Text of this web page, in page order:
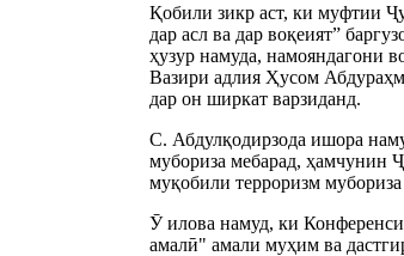
Қобили зикр аст, ки муфтии
дар асл ва дар воқеият”
ҳузур намуда,
Вазири адлия Ҳусом
дар он ширкат варзиданд.
С. Абдулқодирзода ишора
мубориза мебарад, ҳамчунин
муқобили терроризм мубориза
Ӯ илова намуд, ки
амалӣ" амали муҳим ва